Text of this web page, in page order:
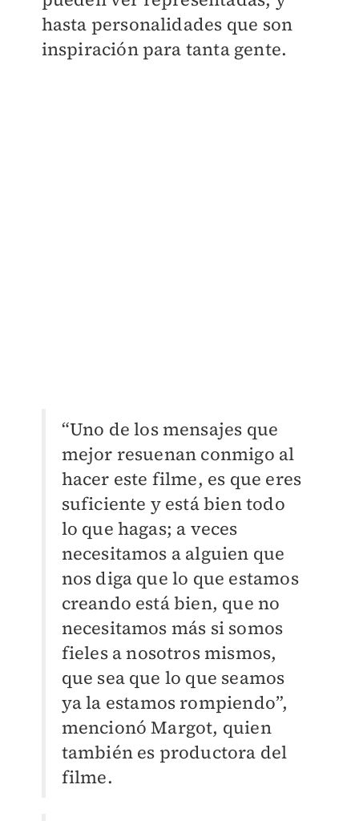
hasta personalidades que son
inspiración para tanta gente.
“Uno de los mensajes que
mejor resuenan conmigo al
hacer este filme, es que eres
suficiente y está bien todo
lo que hagas; a veces
necesitamos a alguien que
nos diga que lo que estamos
creando está bien, que no
necesitamos más si somos
fieles a nosotros mismos,
que sea que lo que seamos
ya la estamos rompiendo”,
mencionó Margot, quien
también es productora del
filme.